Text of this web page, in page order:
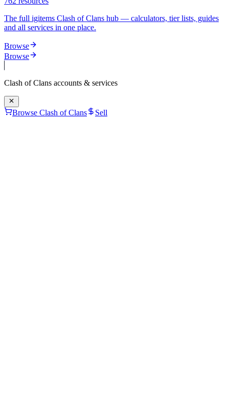
The full igitems Clash of Clans hub — calculators, tier lists, guides
and all services in one place.
Browse
Browse
Clash of Clans accounts & services
Browse Clash of Clans Sell